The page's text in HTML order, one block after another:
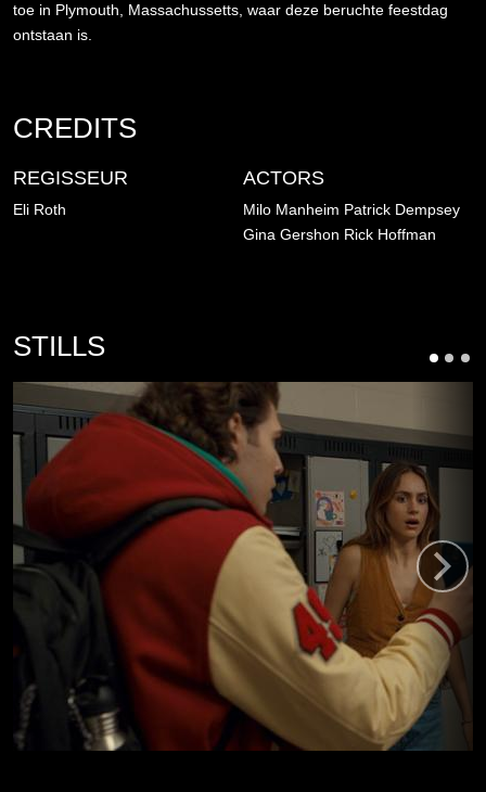
toe in Plymouth, Massachussetts, waar deze beruchte feestdag
ontstaan is.
CREDITS
REGISSEUR
Eli Roth
ACTORS
Milo Manheim Patrick Dempsey
Gina Gershon Rick Hoffman
STILLS